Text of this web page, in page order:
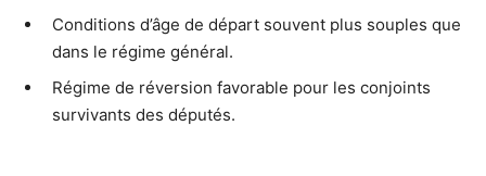
Conditions d’âge de départ souvent plus souples que
dans le régime général.
Régime de réversion favorable pour les conjoints
survivants des députés.